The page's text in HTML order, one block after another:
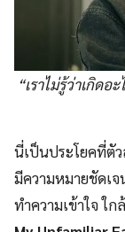
“เราไม่รู้ว่าเกิด
นี่เป็นประโยคที่ตั
มีความหมายชัดเจ
ทำความเข้าใจ ใ